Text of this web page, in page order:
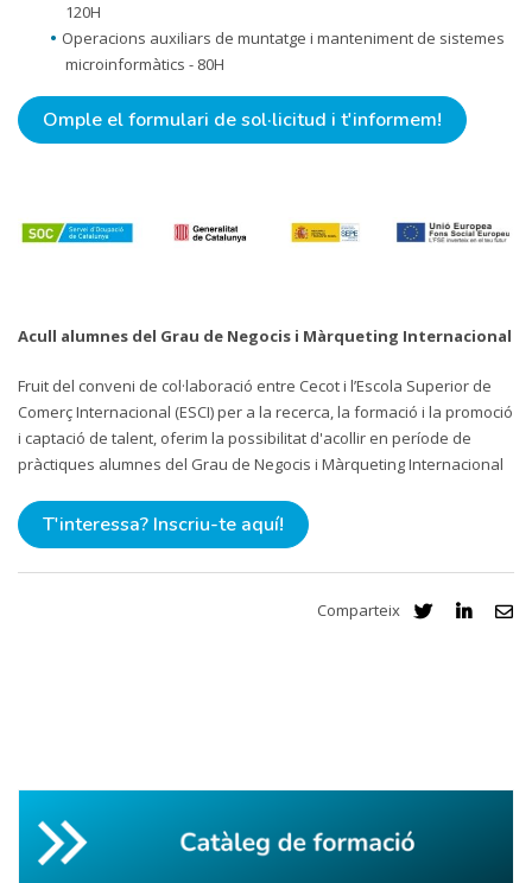
120H
Operacions auxiliars de muntatge i manteniment de sistemes
microinformàtics - 80H
Omple el formulari de sol·licitud i t'informem!
Acull alumnes del Grau de Negocis i Màrqueting Internacional
Fruit del conveni de col·laboració entre Cecot i l’Escola Superior de
Comerç Internacional (ESCI) per a la recerca, la formació i la promoció
i captació de talent, oferim la possibilitat d'acollir en període de
pràctiques alumnes del Grau de Negocis i Màrqueting Internacional
T'interessa? Inscriu-te aquí!
Comparteix